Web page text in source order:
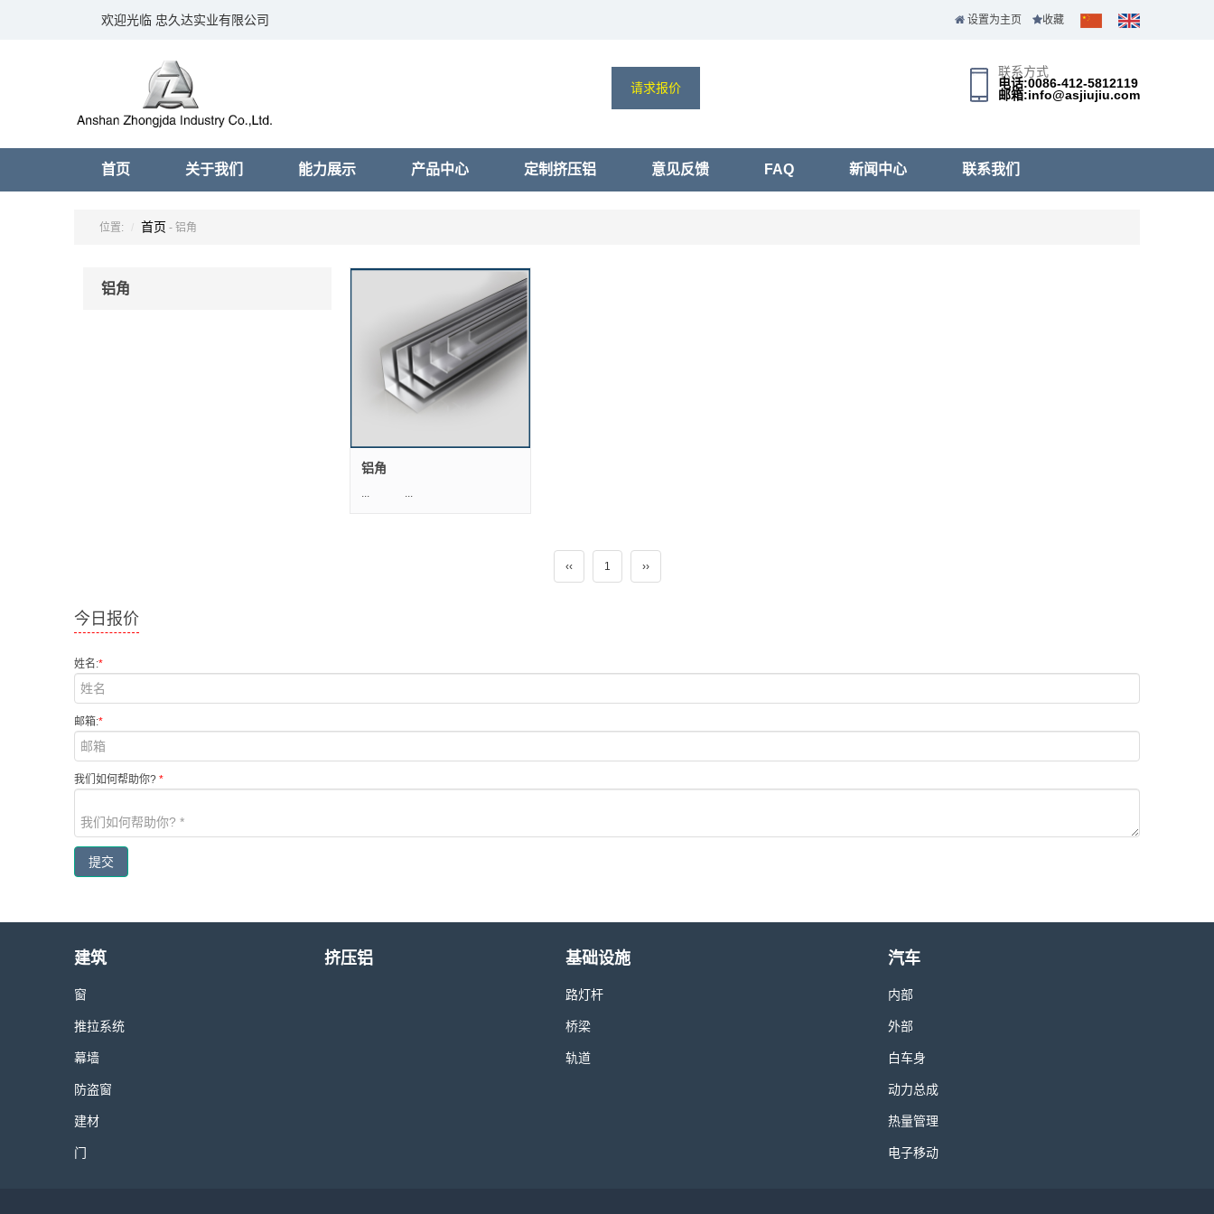
欢迎光临 忠久达实业有限公司 设置为主页 收藏
请求报价
联系方式
电话:0086-412-5812119
邮箱:info@asjiujiu.com
首页 关于我们 能力展示 产品中心 定制挤压铝 意见反馈 FAQ 新闻中心 联系我们
位置: 首页 - 铝角
铝角
铝角
... ...
‹‹ 1 ››
今日报价
姓名:*
邮箱:*
我们如何帮助你? *
提交
建筑
窗
推拉系统
幕墙
防盗窗
建材
门
挤压铝 基础设施
路灯杆
桥梁
轨道
汽车
内部
外部
白车身
动力总成
热量管理
电子移动